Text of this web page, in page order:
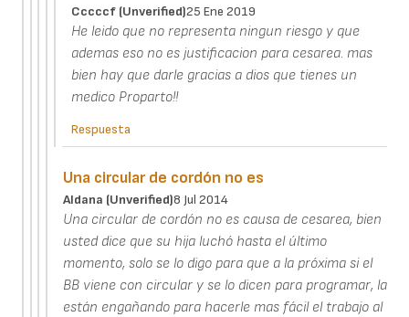
Cccccf (unverified)25 Ene 2019
He leido que no representa ningun riesgo y que
ademas eso no es justificacion para cesarea. mas
bien hay que darle gracias a dios que tienes un
medico Proparto!!
Respuesta
Una circular de cordón no es
Aldana (unverified)8 Jul 2014
Una circular de cordón no es causa de cesarea, bien
usted dice que su hija luchó hasta el último
momento, solo se lo digo para que a la próxima si el
BB viene con circular y se lo dicen para programar, la
están engañando para hacerle mas fácil el trabajo al